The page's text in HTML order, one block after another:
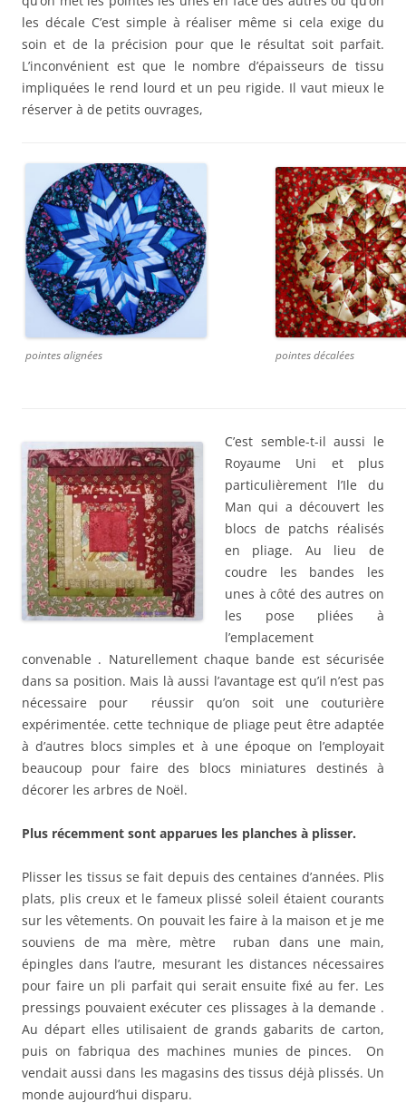
les décale C’est simple à réaliser même si cela exige du
soin et de la précision pour que le résultat soit parfait.
L’inconvénient est que le nombre d’épaisseurs de tissu
impliquées le rend lourd et un peu rigide. Il vaut mieux le
réserver à de petits ouvrages,
pointes alignées pointes décalées
C’est semble-t-il aussi le
Royaume Uni et plus
particulièrement l’Ile du
Man qui a découvert les
blocs de patchs réalisés
en pliage. Au lieu de
coudre les bandes les
unes à côté des autres on
les pose pliées à
l’emplacement
convenable . Naturellement chaque bande est sécurisée
dans sa position. Mais là aussi l’avantage est qu’il n’est pas
nécessaire pour réussir qu’on soit une couturière
expérimentée. cette technique de pliage peut être adaptée
à d’autres blocs simples et à une époque on l’employait
beaucoup pour faire des blocs miniatures destinés à
décorer les arbres de Noël.
Plus récemment sont apparues les planches à plisser.
Plisser les tissus se fait depuis des centaines d’années. Plis
plats, plis creux et le fameux plissé soleil étaient courants
sur les vêtements. On pouvait les faire à la maison et je me
souviens de ma mère, mètre ruban dans une main,
épingles dans l’autre, mesurant les distances nécessaires
pour faire un pli parfait qui serait ensuite fixé au fer. Les
pressings pouvaient exécuter ces plissages à la demande .
Au départ elles utilisaient de grands gabarits de carton,
puis on fabriqua des machines munies de pinces. On
vendait aussi dans les magasins des tissus déjà plissés. Un
monde aujourd’hui disparu.